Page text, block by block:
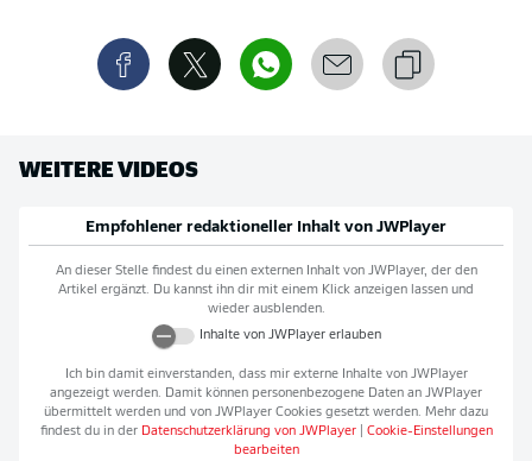
WEITERE VIDEOS
Empfohlener redaktioneller Inhalt von JWPlayer
An dieser Stelle findest du einen externen Inhalt von JWPlayer, der den
Artikel ergänzt. Du kannst ihn dir mit einem Klick anzeigen lassen und
wieder ausblenden.
Inhalte von JWPlayererlauben
Ich bin damit einverstanden, dass mir externe Inhalte von JWPlayer
angezeigt werden. Damit können personenbezogene Daten an JWPlayer
übermittelt werden und von JWPlayer Cookies gesetzt werden. Mehr dazu
findest du in der Datenschutzerklärung von JWPlayer| Cookie-Einstellungen
bearbeiten